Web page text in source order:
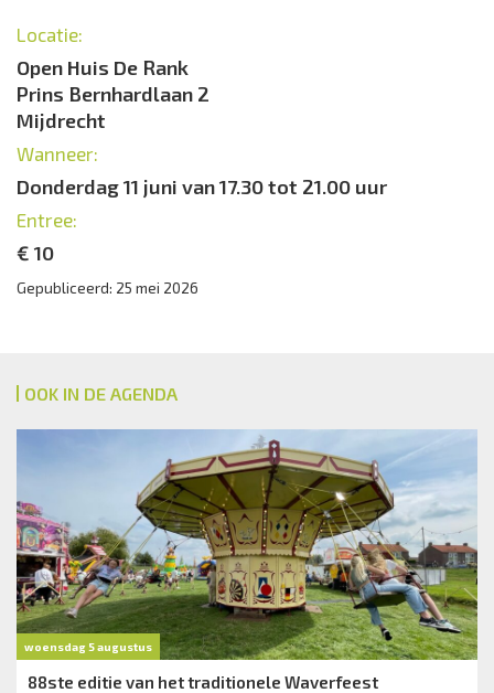
Locatie:
Open Huis De Rank
Prins Bernhardlaan 2
Mijdrecht
Wanneer:
Donderdag 11 juni van 17.30 tot 21.00 uur
Entree:
€ 10
Gepubliceerd: 25 mei 2026
OOK IN DE AGENDA
woensdag 5 augustus
88ste editie van het traditionele Waverfeest